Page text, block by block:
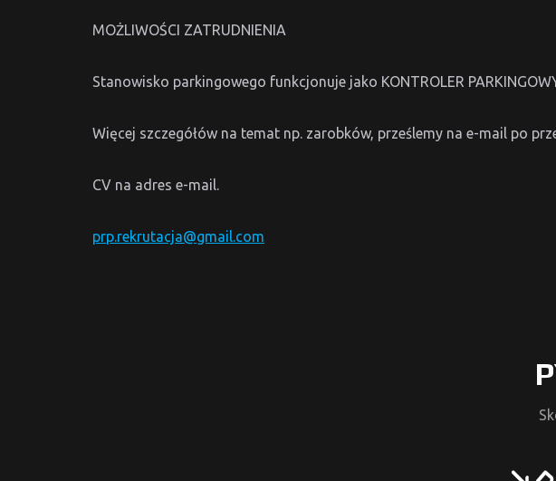
MOŻLIWOŚCI ZATRUDNIENIA
Stanowisko parkingowego funkcjonuje jako KONTROLER
Więcej szczegółów na temat np. zarobków, prześlemy na e-mail po
CV na adres e-mail.
prp.rekrutacja@gmail.com